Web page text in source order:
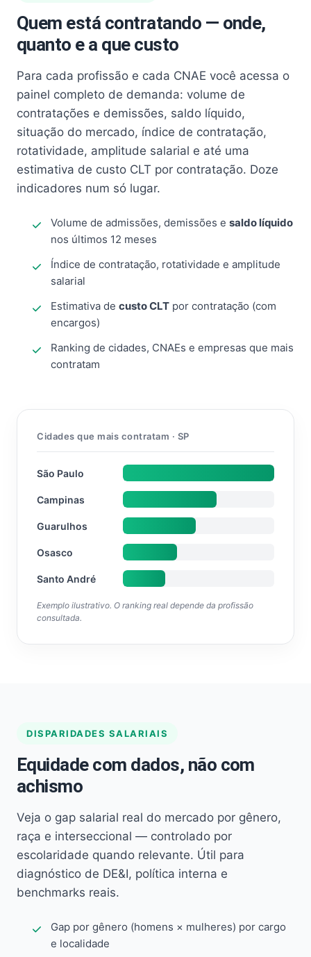
Quem está contratando — onde,
quanto e a que custo
Para cada profissão e cada CNAE você acessa o
painel completo de demanda: volume de
contratações e demissões, saldo líquido,
situação do mercado, índice de contratação,
rotatividade, amplitude salarial e até uma
estimativa de custo CLT por contratação. Doze
indicadores num só lugar.
Volume de admissões, demissões e saldo líquido
nos últimos 12 meses
Índice de contratação, rotatividade e amplitude
salarial
Estimativa de custo CLT por contratação (com
encargos)
Ranking de cidades, CNAEs e empresas que mais
contratam
Cidades que mais contratam · SP
São Paulo
Campinas
Guarulhos
Osasco
Santo André
Exemplo ilustrativo. O ranking real depende da profissão
consultada.
DISPARIDADES SALARIAIS
Equidade com dados, não com
achismo
Veja o gap salarial real do mercado por gênero,
raça e interseccional — controlado por
escolaridade quando relevante. Útil para
diagnóstico de DE&I, política interna e
benchmarks reais.
Gap por gênero (homens × mulheres) por cargo
e localidade